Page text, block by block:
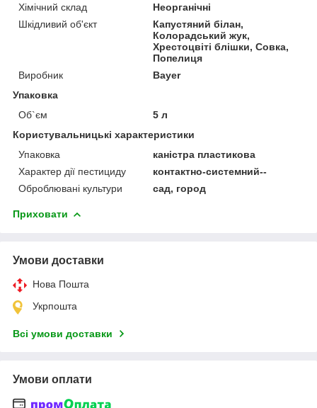
Хімічний склад
Неорганічні
Шкідливий об'єкт
Капустяний білан,
Колорадський жук,
Хрестоцвіті блішки, Совка,
Попелиця
Виробник
Bayer
Упаковка
Об`єм
5 л
Користувальницькі характеристики
Упаковка
каністра пластикова
Характер дії пестициду
контактно-системний--
Оброблювані культури
сад, город
Приховати
Умови доставки
Нова Пошта
Укрпошта
Всі умови доставки
Умови оплати